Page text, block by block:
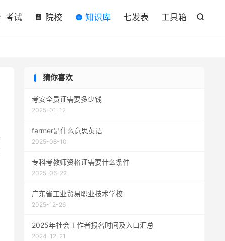

考试 院校 知识库 七发表 工具箱
猜你喜欢
考安全员证需要多少钱
2025-01-12
farmer是什么意思英语
2025-08-10
专科考教师资格证需要什么条件
2025-06-22
广东省工业贸易职业技术学校
2025-12-26
2025年社会工作者报名时间及入口汇总
2024-12-21